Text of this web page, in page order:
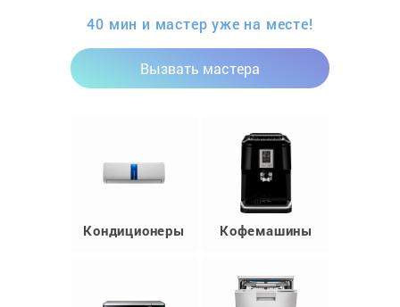
40 мин и мастер уже на месте!
Вызвать мастера
Кондиционеры Кофемашины